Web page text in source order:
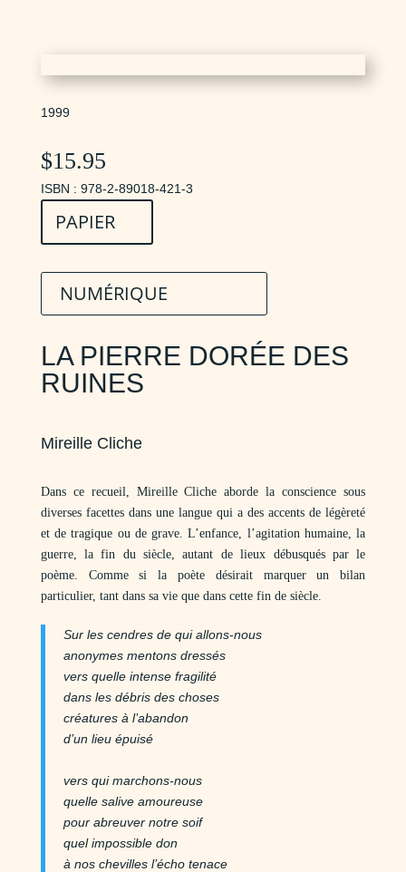
1999
$15.95
ISBN : 978-2-89018-421-3
PAPIER
NUMÉRIQUE
LA PIERRE DORÉE DES
RUINES
Mireille Cliche
Dans ce recueil, Mireille Cliche aborde la conscience sous
diverses facettes dans une langue qui a des accents de légèreté
et de tragique ou de grave. L’enfance, l’agitation humaine, la
guerre, la fin du siècle, autant de lieux débusqués par le
poème. Comme si la poète désirait marquer un bilan
particulier, tant dans sa vie que dans cette fin de siècle.
Sur les cendres de qui allons-nous
anonymes mentons dressés
vers quelle intense fragilité
dans les débris des choses
créatures à l’abandon
d’un lieu épuisé
vers qui marchons-nous
quelle salive amoureuse
pour abreuver notre soif
quel impossible don
à nos chevilles l’écho tenace